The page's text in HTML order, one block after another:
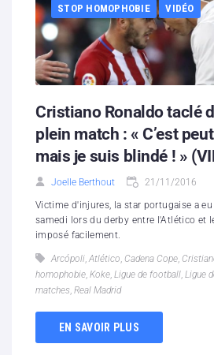
Partenaires
Contacts
STOP HOMOPHOBIE
VIDÉO
Cristiano Ronaldo taclé
plein match : « C’est
mais je suis blindé ! »
Joelle Berthout 21/11/2016
Victime d'injures, la star portugaise a
samedi lors du derby entre l'Atlético et
imposé facilement.
Arcópoli, Atlético, Cadena Cope,
homophobie, Koke, Ligue de football, Ligue
matches, Real Madrid
EN SAVOIR PLUS